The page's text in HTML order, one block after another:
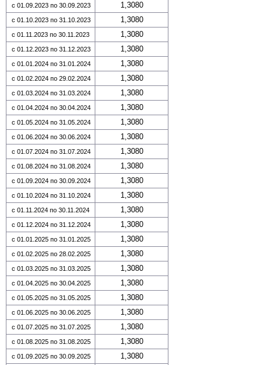
с 01.09.2023 по 30.09.2023 1,3080
с 01.10.2023 по 31.10.2023 1,3080
с 01.11.2023 по 30.11.2023 1,3080
с 01.12.2023 по 31.12.2023 1,3080
с 01.01.2024 по 31.01.2024 1,3080
с 01.02.2024 по 29.02.2024 1,3080
с 01.03.2024 по 31.03.2024 1,3080
с 01.04.2024 по 30.04.2024 1,3080
с 01.05.2024 по 31.05.2024 1,3080
с 01.06.2024 по 30.06.2024 1,3080
с 01.07.2024 по 31.07.2024 1,3080
с 01.08.2024 по 31.08.2024 1,3080
с 01.09.2024 по 30.09.2024 1,3080
с 01.10.2024 по 31.10.2024 1,3080
с 01.11.2024 по 30.11.2024 1,3080
с 01.12.2024 по 31.12.2024 1,3080
с 01.01.2025 по 31.01.2025 1,3080
с 01.02.2025 по 28.02.2025 1,3080
с 01.03.2025 по 31.03.2025 1,3080
с 01.04.2025 по 30.04.2025 1,3080
с 01.05.2025 по 31.05.2025 1,3080
с 01.06.2025 по 30.06.2025 1,3080
с 01.07.2025 по 31.07.2025 1,3080
с 01.08.2025 по 31.08.2025 1,3080
с 01.09.2025 по 30.09.2025 1,3080